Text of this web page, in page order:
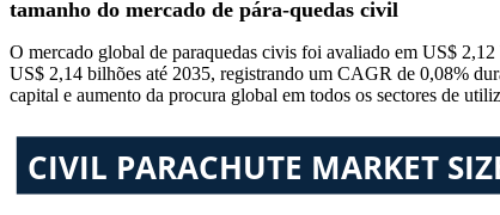
tamanho do mercado de pára-quedas civil
O mercado global de paraquedas civis foi avaliado em US$
US$ 2,14 bilhões até 2035, registrando um CAGR de 0,08%
capital e aumento da procura global em todos os sectores de